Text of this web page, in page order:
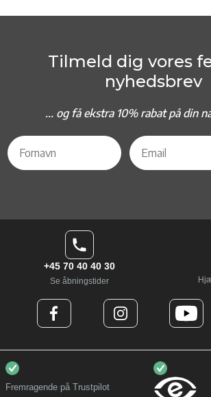
Tilmeld dig vores
nyhedsbrev
... og få ekstra 10% rabat på din
+45 70 40 40 30
Se åbningstider
Fremragende på Trustpilot